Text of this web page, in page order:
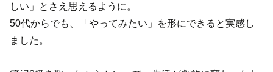
しい」とさえ思えるように。
50代からでも、「やってみたい」を形にできると実感し
ました。